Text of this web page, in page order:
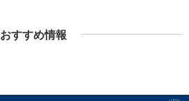
おすすめ情報